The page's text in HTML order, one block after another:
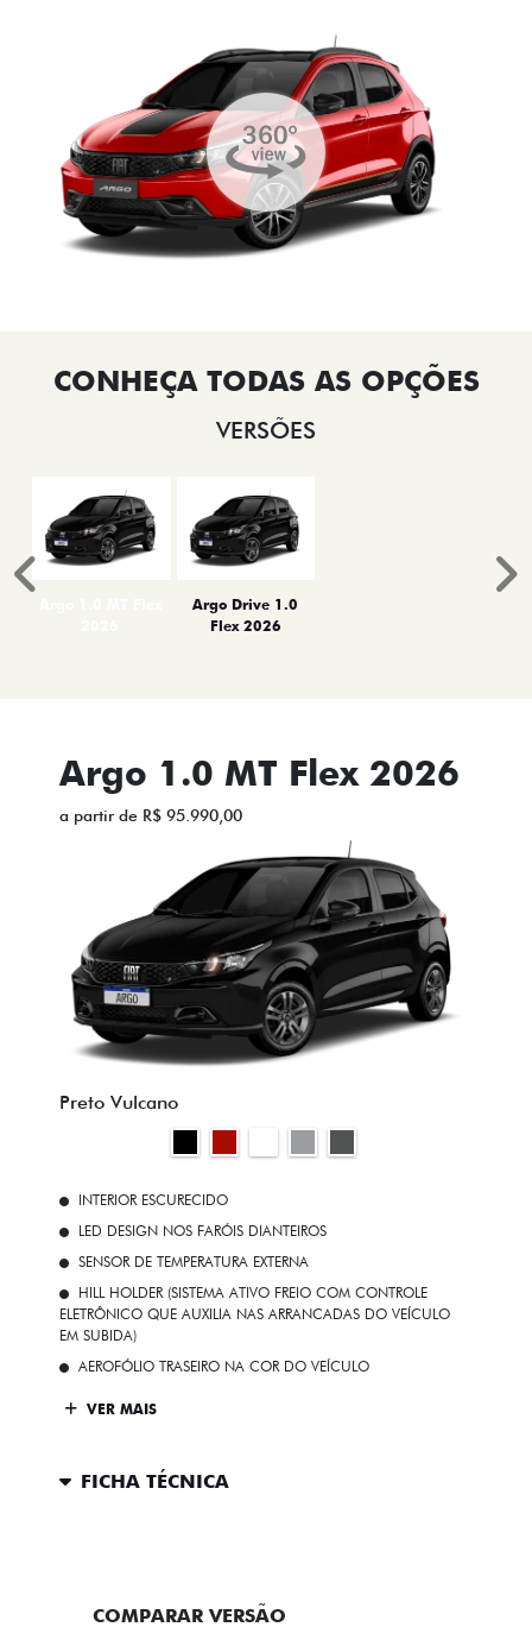
VERSÕES
Argo Drive 1.0
Flex 2026
Anterior
Argo 1.0 MT Flex 2026
a partir de R$ 95.990,00
Preto Vulcano
INTERIOR ESCURECIDO
LED DESIGN NOS FARÓIS DIANTEIROS
SENSOR DE TEMPERATURA EXTERNA
HILL HOLDER (SISTEMA ATIVO FREIO COM CONTROLE
ELETRÔNICO QUE AUXILIA NAS ARRANCADAS DO VEÍCULO
EM SUBIDA)
AEROFÓLIO TRASEIRO NA COR DO VEÍCULO
VER MAIS
FICHA TÉCNICA
COMPARAR VERSÃO